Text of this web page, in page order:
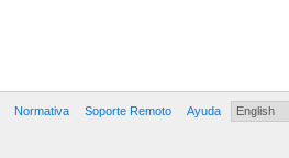
Normativa Soporte Remoto Ayuda